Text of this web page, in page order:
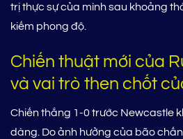
trị thực sự của mình sau khoảng
kiếm phong độ.
Chiến thuật mới của
và vai trò then chốt
Chiến thắng 1-0 trước Newcastle
dàng. Do ảnh hưởng của bão